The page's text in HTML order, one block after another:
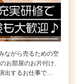
ながら売るための空
お部屋のお片付け、
出するお仕事で…